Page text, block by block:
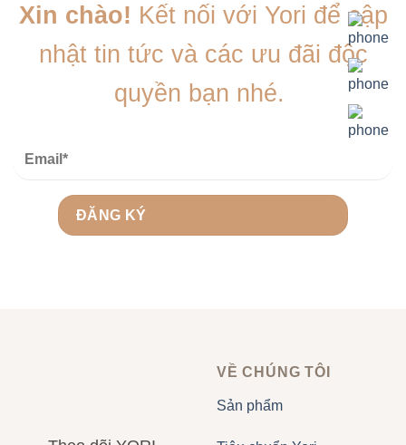
Xin chào! Kết nối với Yori để cập
nhật tin tức và các ưu đãi độc
quyền bạn nhé.
VỀ CHÚNG TÔI
Sản phẩm